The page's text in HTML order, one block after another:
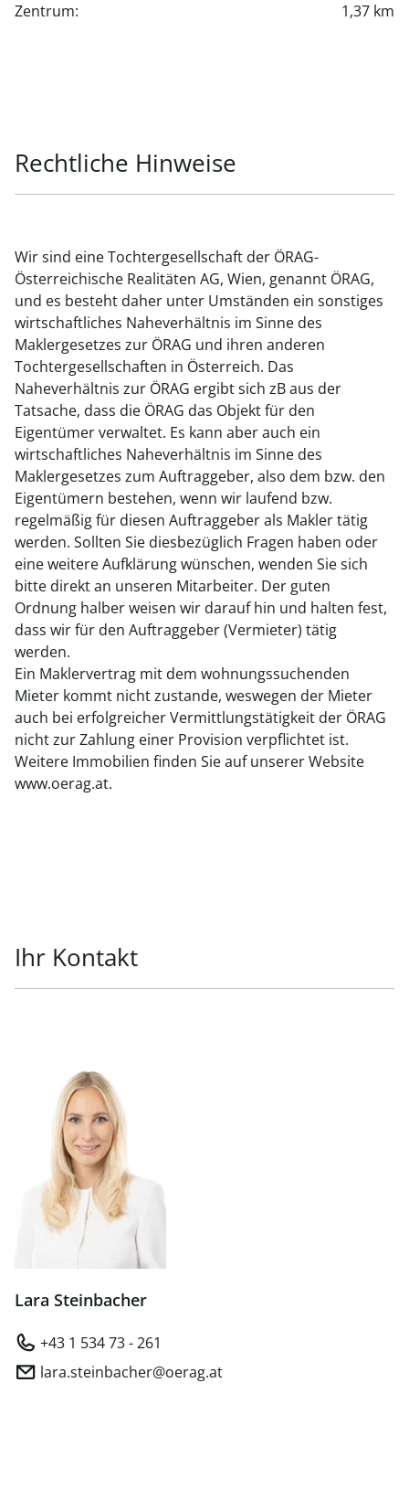
Zentrum:
1,37 km
Rechtliche Hinweise
Wir sind eine Tochtergesellschaft der ÖRAG-
Österreichische Realitäten AG, Wien, genannt ÖRAG,
und es besteht daher unter Umständen ein sonstiges
wirtschaftliches Naheverhältnis im Sinne des
Maklergesetzes zur ÖRAG und ihren anderen
Tochtergesellschaften in Österreich. Das
Naheverhältnis zur ÖRAG ergibt sich zB aus der
Tatsache, dass die ÖRAG das Objekt für den
Eigentümer verwaltet. Es kann aber auch ein
wirtschaftliches Naheverhältnis im Sinne des
Maklergesetzes zum Auftraggeber, also dem bzw. den
Eigentümern bestehen, wenn wir laufend bzw.
regelmäßig für diesen Auftraggeber als Makler tätig
werden. Sollten Sie diesbezüglich Fragen haben oder
eine weitere Aufklärung wünschen, wenden Sie sich
bitte direkt an unseren Mitarbeiter. Der guten
Ordnung halber weisen wir darauf hin und halten fest,
dass wir für den Auftraggeber (Vermieter) tätig
werden.
Ein Maklervertrag mit dem wohnungssuchenden
Mieter kommt nicht zustande, weswegen der Mieter
auch bei erfolgreicher Vermittlungstätigkeit der ÖRAG
nicht zur Zahlung einer Provision verpflichtet ist.
Weitere Immobilien finden Sie auf unserer Website
www.oerag.at.
Ihr Kontakt
Lara Steinbacher
+43 1 534 73 - 261
lara.steinbacher@oerag.at